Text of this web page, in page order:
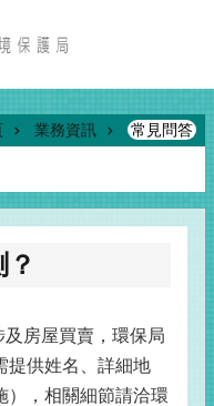
業務資訊 常見問答
房屋買賣，環保局
提供姓名、詳細地
），相關細節請洽環